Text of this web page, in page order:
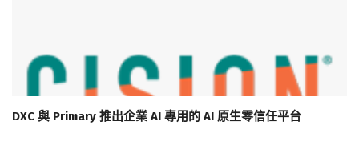
DXC 與 Primary 推出企業 AI 專用的 AI 原生零信任平台